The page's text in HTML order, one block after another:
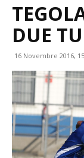
DUE
16 Novembre 2016,